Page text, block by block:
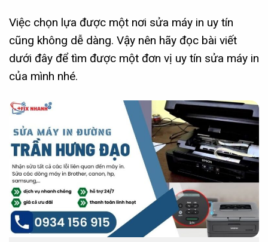
Việc chọn lựa được một nơi sửa máy in uy tín
cũng không dễ dàng. Vậy nên hãy đọc bài viết
dưới đây để tìm được một đơn vị uy tín sửa máy in
của mình nhé.